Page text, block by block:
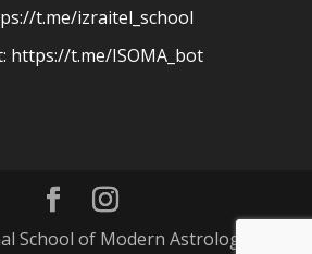
t.me/izraitel_school
https://t.me/ISOMA_bot
School of Modern Astrology